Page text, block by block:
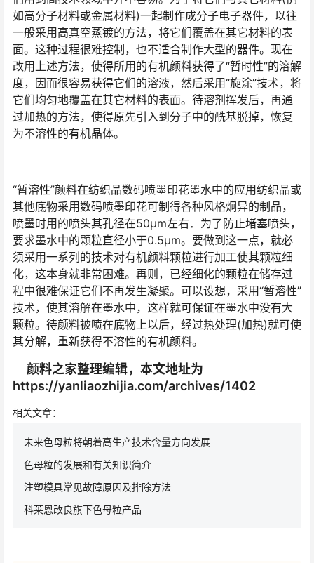
如高分子材料或金属材料)一起制作成分子电子器件，以往
一般采用高真空蒸镀的方法，将它们覆盖在其它材料的表
面。这种过程很难控制，也不适合制作大型的器件。现在
改用上述方法，使得所用的有机颜料获得了“暂时性”的溶解
度，因而很容易获得它们的溶液，然后采用“旋涂”技术，将
它们均匀地覆盖在其它材料的表面。待溶剂挥发后，再通
过加热的方法，使得原先引入到分子中的酰基脱掉，恢复
为不溶性的有机晶体。
“暂溶性”颜料在纺织品数码喷墨印花墨水中的应用纺织品或
其他底物采用数码喷墨印花可制得各种风格炯异的制品，
喷墨时用的喷头其孔径在50μm左右．为了防止堵塞喷头，
要求墨水中的颗粒直径小于0.5μm。要做到这一点，就必
须采用一系列的技术对有机颜料颗粒进行加工使其颗粒细
化，这本身就非常困难。再则，已经细化的颗粒在储存过
程中很难保证它们不再发生凝聚。可以设想，采用“暂溶性”
技术，使其溶解在墨水中，这样就可保证在墨水中没有大
颗粒。待颜料被喷在底物上以后，经过热处理(加热)就可使
其分解，重新获得不溶性的有机颜料。
颜料之家整理编辑，本文地址为
https://yanliaozhijia.com/archives/1402
相关文章：
未来色母粒将朝着高生产技术含量方向发展
色母粒的发展和有关知识简介
注塑模具常见故障原因及排除方法
科莱恩改良旗下色母粒产品